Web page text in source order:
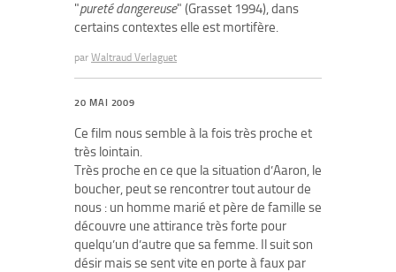
"pureté dangereuse" (Grasset 1994), dans
certains contextes elle est mortifère.
par Waltraud Verlaguet
20 MAI 2009
Ce film nous semble à la fois très proche et
très lointain.
Très proche en ce que la situation d’Aaron, le
boucher, peut se rencontrer tout autour de
nous : un homme marié et père de famille se
découvre une attirance très forte pour
quelqu’un d’autre que sa femme. Il suit son
désir mais se sent vite en porte à faux par